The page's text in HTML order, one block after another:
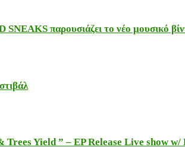
παρουσιάζει το νέο μουσικό
Yield ” – EP Release Live show